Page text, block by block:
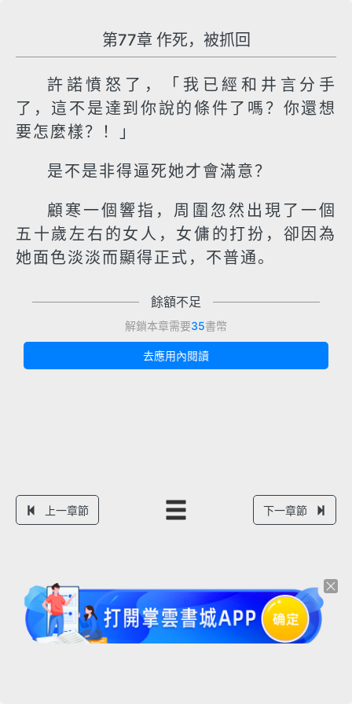
第77章 作死，被抓回
許諾憤怒了，「我已經和井言分手
了，這不是達到你說的條件了嗎？你還想
要怎麼樣？！」
是不是非得逼死她才會滿意？
顧寒一個響指，周圍忽然出現了一個
五十歲左右的女人，女傭的打扮，卻因為
她面色淡淡而顯得正式，不普通。
餘額不足
解鎖本章需要35書幣
去應用內閱讀
上一章節 下一章節